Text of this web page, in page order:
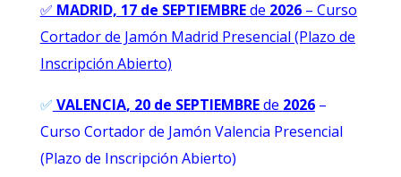
✅ MADRID, 17 de SEPTIEMBREde 2026– Curso
Cortador de Jamón Madrid Presencial (Plazo de
Inscripción Abierto)
✅ VALENCIA, 20 de SEPTIEMBREde 2026–
Curso Cortador de Jamón Valencia Presencial
(Plazo de Inscripción Abierto)